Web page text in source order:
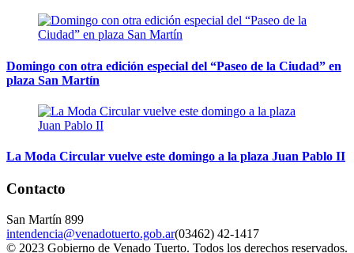
Domingo con otra edición especial del “Paseo de la Ciudad” en
plaza San Martín
La Moda Circular vuelve este domingo a la plaza Juan Pablo II
Contacto
San Martín 899
intendencia@venadotuerto.gob.ar(03462) 42-1417
© 2023 Gobierno de Venado Tuerto. Todos los derechos reservados.